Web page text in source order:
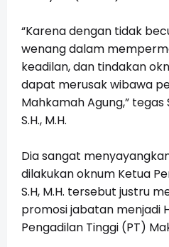
“Karena dengan tidak
wenang dalam
keadilan, dan tindakan
dapat merusak wibawa
Mahkamah Agung,”
S.H., M.H.
Dia sangat
dilakukan oknum Ketua
S.H, M.H. tersebut justru
promosi jabatan menjadi
Pengadilan Tinggi (PT)